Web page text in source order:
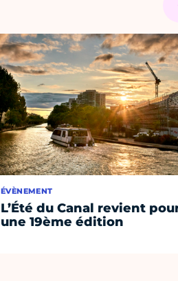
ÉVÈNEMENT
L’Été du Canal revient
une 19ème édition